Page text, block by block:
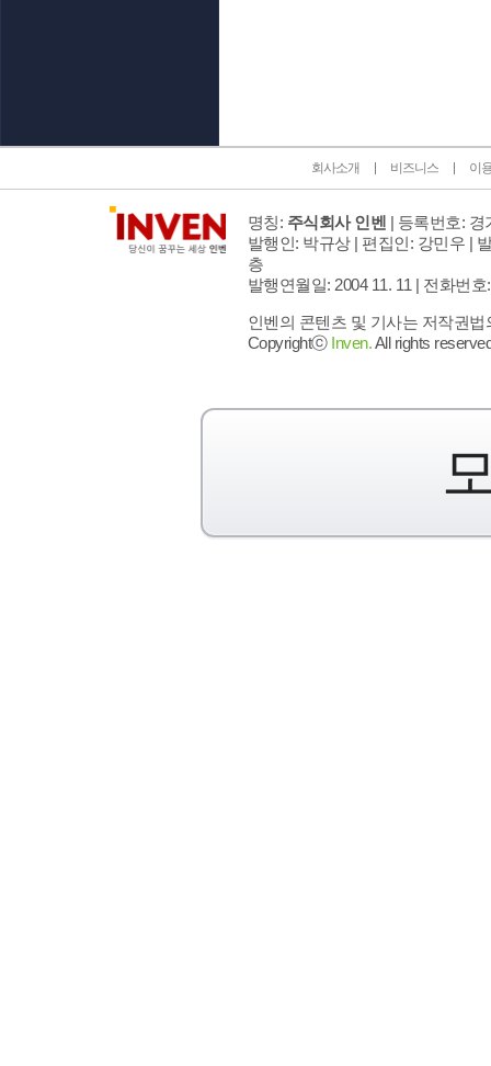
회사소개 비즈니스 이
명칭: 주식회사 인벤 | 등록번호: 경
발행인: 박규상 | 편집인: 강민우 |
층
발행연월일: 2004 11. 11 | 전화번호
인벤의 콘텐츠 및 기사는 저작권
Copyrightⓒ Inven.All rights